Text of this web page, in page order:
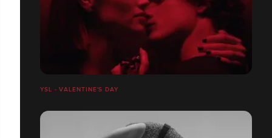
YSL - VALENTINE'S DAY